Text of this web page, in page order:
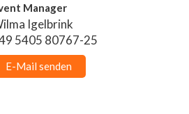
Manager
Igelbrink
5405 80767-25
E-Mail senden